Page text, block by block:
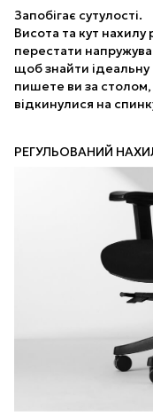
Запобігає сутулості.
Висота та кут
перестати
щоб знайти ідеальну
пишете ви за
відкинулися на
РЕГУЛЬОВАНИЙ